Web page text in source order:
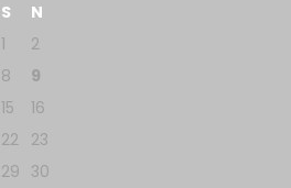
S
N
1
2
8
9
15
16
22
23
29 30